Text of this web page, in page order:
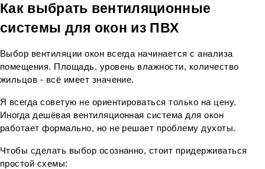
Как выбрать вентиляционные
системы для окон из ПВХ
Выбор вентиляции окон всегда начинается с анализа
помещения. Площадь, уровень влажности, количество
жильцов - всё имеет значение.
Я всегда советую не ориентироваться только на цену.
Иногда дешёвая вентиляционная система для окон
работает формально, но не решает проблему духоты.
Чтобы сделать выбор осознанно, стоит придерживаться
простой схемы: